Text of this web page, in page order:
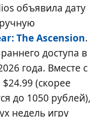
объявила дату
The Ascension.
доступа в
года. Вместе с
(скорее
до 1050 рублей),
недель игру